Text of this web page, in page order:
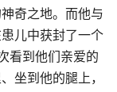
奇之地。而他与
儿中获封了一个
看到他们亲爱的
坐到他的腿上，